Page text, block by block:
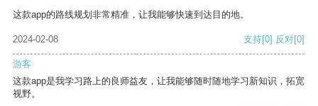
这款app的路线规划非常精准，让我能够快速到达目的地。
2024-02-08 支持[0] 反对[0]
游客
这款app是我学习路上的良师益友，让我能够随时随地学习新知识，拓宽
视野。